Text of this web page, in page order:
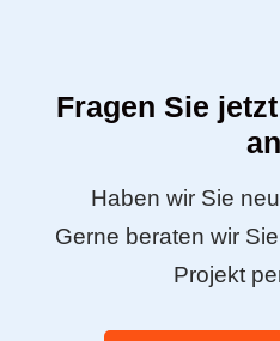
Fragen Sie
Haben wir Sie
Gerne beraten wir
Projekt